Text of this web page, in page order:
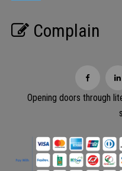
Complain
Opening doors through